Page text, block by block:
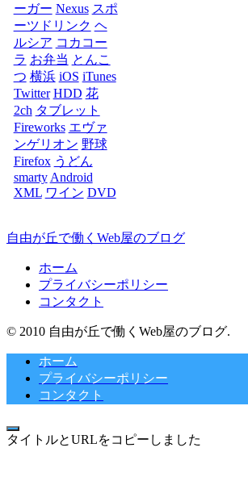
ーガー Nexus スポ
ーツドリンク ヘ
ルシア コカコー
ラ お弁当 とんこ
つ 横浜 iOS iTunes
Twitter HDD 花
2ch タブレット
Fireworks エヴァ
ンゲリオン 野球
Firefox うどん
smarty Android
XML ワイン DVD
自由が丘で働くWeb屋のブログ
ホーム
プライバシーポリシー
コンタクト
© 2010 自由が丘で働くWeb屋のブログ.
ホーム
プライバシーポリシー
コンタクト
タイトルとURLをコピーしました